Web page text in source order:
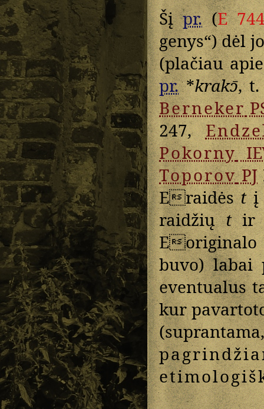
Šįpr.(E
genys“) dėl
(plačiau
pr.*krakɔ̄,
Berneker
247,
Pokorny
ToporovPJ
Eraidėst
raidžiųt
E
buvo) labai
eventualus
kur